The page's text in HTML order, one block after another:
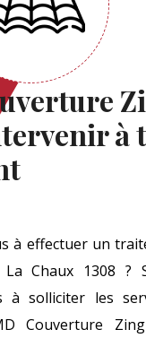
à
à effectuer un
Chaux 1308 ?
à solliciter les
Couverture